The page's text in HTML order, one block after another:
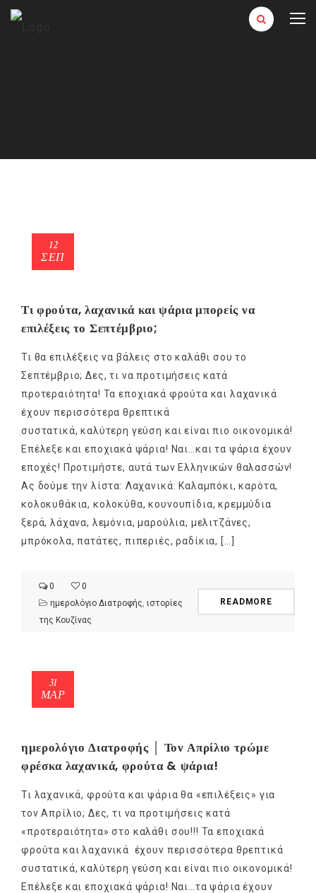
12
ΣΕΠ
Τι φρούτα, λαχανικά και ψάρια μπορείς να
επιλέξεις το Σεπτέμβριο;
Τι θα επιλέξεις να βάλεις στο καλάθι σου το
Σεπτέμβριο; Δες, τι να προτιμήσεις κατά
προτεραιότητα! Τα εποχιακά φρούτα και λαχανικά
έχουν περισσότερα θρεπτικά
συστατικά, καλύτερη γεύση και είναι πιο οικονομικά!
Επέλεξε και εποχιακά ψάρια! Ναι…και τα ψάρια έχουν
εποχές! Προτιμήστε, αυτά των Ελληνικών θαλασσών!
Ας δούμε την λίστα: Λαχανικά: Καλαμπόκι, καρότα,
κολοκυθάκια, κολοκύθα, κουνουπίδια, κρεμμύδια
ξερά, λάχανα, λεμόνια, μαρούλια, μελιτζάνες,
μπρόκολα, πατάτες, πιπεριές, ραδίκια, […]
0
0
ημερολόγιο Διατροφής, ιστορίες
της Κουζίνας
READMORE
31
ΜΑΡ
ημερολόγιο Διατροφής │ Τον Απρίλιο τρώμε
φρέσκα λαχανικά, φρούτα & ψάρια!
Τι λαχανικά, φρούτα και ψάρια θα «επιλέξεις» για
τον Απρίλιο; Δες, τι να προτιμήσεις κατά
«προτεραιότητα» στο καλάθι σου!!! Τα εποχιακά
φρούτα και λαχανικά έχουν περισσότερα θρεπτικά
συστατικά, καλύτερη γεύση και είναι πιο οικονομικά!
Επέλεξε και εποχιακά ψάρια! Ναι…τα ψάρια έχουν